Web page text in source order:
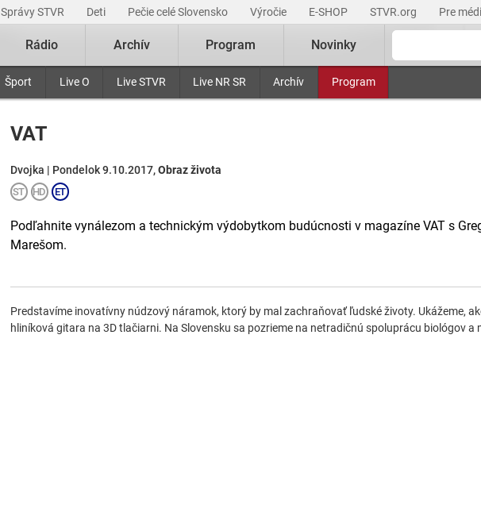
Správy STVR Deti Pečie celé Slovensko Výročie E-SHOP STVR.org Pre
Šport Live O Live STVR Live NR SR Archív Program
Rádio Archív Program Novinky
VAT
Dvojka | Pondelok 9.10.2017,Obraz života
Podľahnite vynálezom a technickým výdobytkom budúcnosti v magazíne VAT s
Marešom.
Predstavíme inovatívny núdzový náramok, ktorý by mal zachraňovať ľudské životy. Ukážeme,
hliníková gitara na 3D tlačiarni. Na Slovensku sa pozrieme na netradičnú spoluprácu biológov a